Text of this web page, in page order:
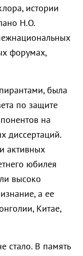
истории
Н.О.
форумах,
была
по защите
на
диссертаций.
активных
юбилея
высоко
а ее
Китае,
стало. В память